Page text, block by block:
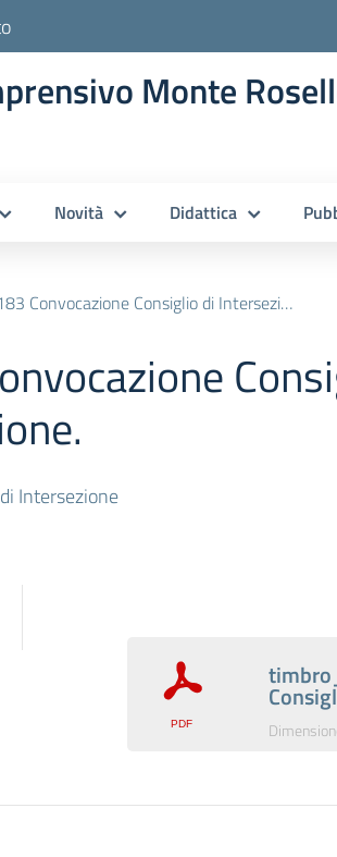
Monte
Novità Didattica
Convocazione Consiglio di Intersezione.
Intersezione